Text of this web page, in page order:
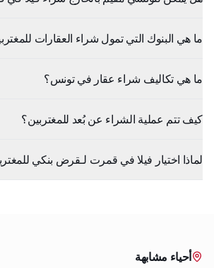
ما هي البنوك التي تمول شراء العقارات
ما هي تكاليف شراء عقار في تونس؟
كيف تتم عملية الشراء عن بُعد للمغتربين؟
لماذا اختيار فيلا في قمرت لـقرض بنكي
أحياء مشابهة